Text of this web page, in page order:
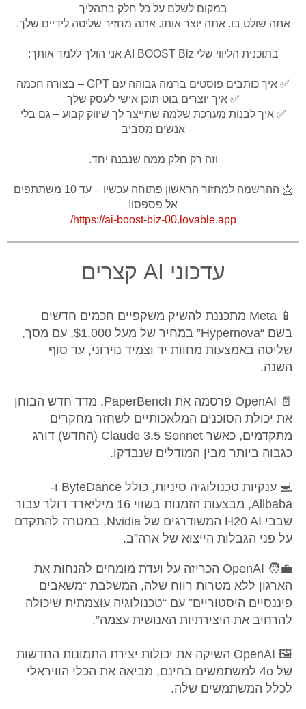
במקום לשלם על כל חלק בתהליך
אתה שולט בו. אתה יוצר אותו. אתה מחזיר שליטה לידיים שלך.
בתוכנית הליווי שלי AI BOOST Biz אני הולך ללמד אותך:
✅ איך כותבים פוסטים ברמה גבוהה עם GPT – בצורה חכמה
✅ איך יוצרים בוט תוכן אישי לעסק שלך
✅ איך לבנות מערכת שלמה שתייצר לך שיווק קבוע – גם בלי
אנשים מסביב
וזה רק חלק ממה שנבנה יחד.
📩 ההרשמה למחזור הראשון פתוחה עכשיו – עד 10 משתתפים
אל פספסו!
https://ai-boost-biz-00.lovable.app/
עדכוני AI קצרים
📱 Meta מתכננת להשיק משקפיים חכמים חדשים
בשם “Hypernova” במחיר של מעל $1,000, עם מסך,
שליטה באמצעות מחוות יד וצמיד נוירוני, עד סוף
השנה.
📄 OpenAI פרסמה את PaperBench, מדד חדש הבוחן
את יכולת הסוכנים המלאכותיים לשחזר מחקרים
מתקדמים, כאשר Claude 3.5 Sonnet (החדש) דורג
כגבוה ביותר מבין המודלים שנבדקו.
💻 ענקיות טכנולוגיה סיניות, כולל ByteDance ו-
Alibaba, מבצעות הזמנות בשווי 16 מיליארד דולר עבור
שבבי H20 AI המשודרגים של Nvidia, במטרה להתקדם
על פני הגבלות הייצוא של ארה”ב.
🧑‍💼 OpenAI הכריזה על ועדת מומחים להנחות את
הארגון ללא מטרות רווח שלה, המשלבת “משאבים
פיננסיים היסטוריים” עם “טכנולוגיה עוצמתית שיכולה
להרחיב את היצירתיות האנושית עצמה”.
🖼️ OpenAI השיקה את יכולות יצירת התמונות החדשות
של 4o למשתמשים בחינם, מביאה את הכלי הוויראלי
לכלל המשתמשים שלה.